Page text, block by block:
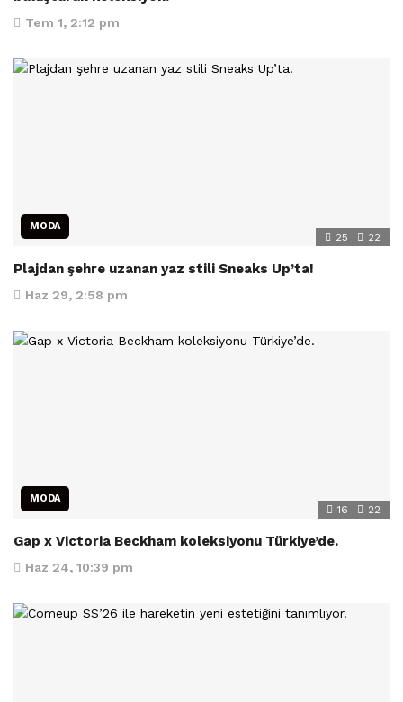
Tem 1, 2:12 pm
MODA
25 22
Plajdan şehre uzanan yaz stili Sneaks Up’ta!
Haz 29, 2:58 pm
MODA
16 22
Gap x Victoria Beckham koleksiyonu Türkiye’de.
Haz 24, 10:39 pm